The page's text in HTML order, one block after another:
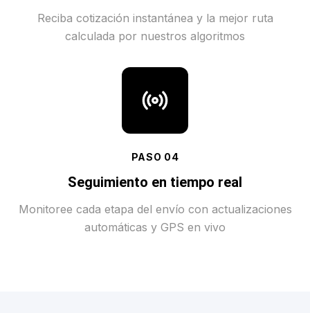
Reciba cotización instantánea y la mejor ruta
calculada por nuestros algoritmos
PASO 04
Seguimiento en tiempo real
Monitoree cada etapa del envío con actualizaciones
automáticas y GPS en vivo